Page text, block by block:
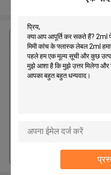
सबसे उत्तम
2ml
मिमी